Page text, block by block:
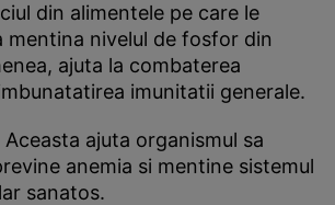
din alimentele pe care le
mentina nivelul de fosfor din
ajuta la combaterea
imunitatii generale.
Aceasta ajuta organismul sa
anemia si mentine sistemul
sanatos.